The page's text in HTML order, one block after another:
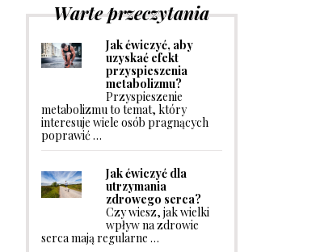
Warte przeczytania
Jak ćwiczyć, aby
uzyskać efekt
przyspieszenia
metabolizmu?
Przyspieszenie
metabolizmu to temat, który
interesuje wiele osób pragnących
poprawić …
Jak ćwiczyć dla
utrzymania
zdrowego serca?
Czy wiesz, jak wielki
wpływ na zdrowie
serca mają regularne …